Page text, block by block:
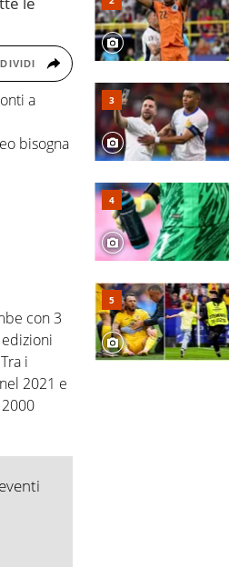
a
bisogna
con 3
i
2021 e